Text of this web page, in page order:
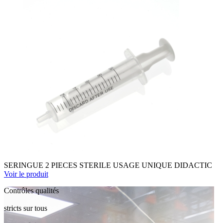
SERINGUE 2 PIECES STERILE USAGE UNIQUE DIDACTIC
Voir le produit
Contrôles qualités
stricts sur tous